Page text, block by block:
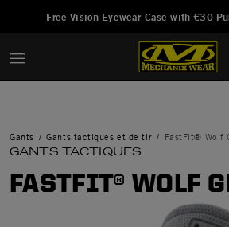
Free Vision Eyewear Case with €30
Gants Gants tactiques et de tir FastFit® Wolf
GANTS TACTIQUES
FASTFIT® WOLF
Ajouté à Gérer la liste d'envies